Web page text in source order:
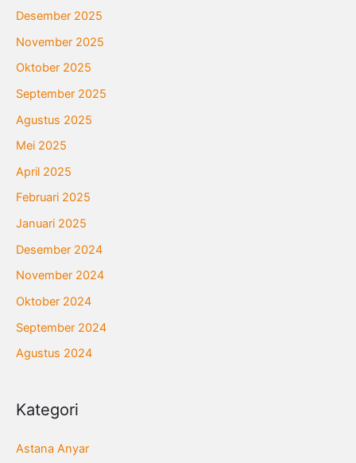
Desember 2025
November 2025
Oktober 2025
September 2025
Agustus 2025
Mei 2025
April 2025
Februari 2025
Januari 2025
Desember 2024
November 2024
Oktober 2024
September 2024
Agustus 2024
Kategori
Astana Anyar